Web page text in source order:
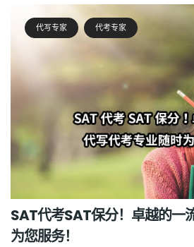
代写专家 代考专家
SAT代考SAT保分！卓越的一
为您服务！